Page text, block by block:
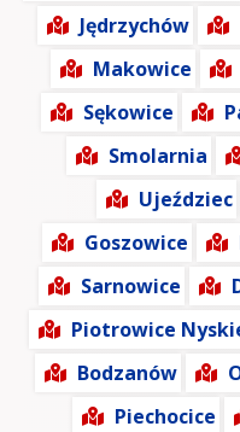
Jędrzychów
Makowice
Sękowice
Smolarnia
Ujeździec
Goszowice
Sarnowice
Piotrowice
Bodzanów
Piechocice